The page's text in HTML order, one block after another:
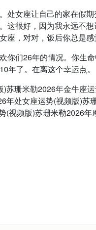
处女座让自己的家在假
这很好，因为我永远不
座，对对，饭后你总是
你们26年的情况。你生
年了。在离这个幸运点。
苏珊米勒2026年金牛座
年处女座运势(视频版)
(视频版)苏珊米勒2026